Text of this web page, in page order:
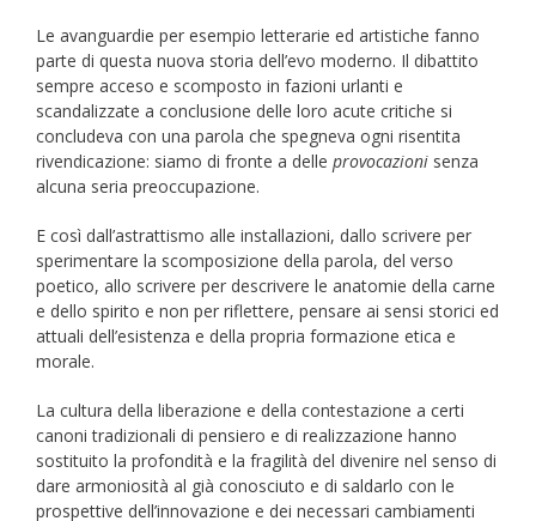
Le avanguardie per esempio letterarie ed artistiche fanno
parte di questa nuova storia dell’evo moderno. Il dibattito
sempre acceso e scomposto in fazioni urlanti e
scandalizzate a conclusione delle loro acute critiche si
concludeva con una parola che spegneva ogni risentita
rivendicazione: siamo di fronte a delle provocazioni senza
alcuna seria preoccupazione.
E così dall’astrattismo alle installazioni, dallo scrivere per
sperimentare la scomposizione della parola, del verso
poetico, allo scrivere per descrivere le anatomie della carne
e dello spirito e non per riflettere, pensare ai sensi storici ed
attuali dell’esistenza e della propria formazione etica e
morale.
La cultura della liberazione e della contestazione a certi
canoni tradizionali di pensiero e di realizzazione hanno
sostituito la profondità e la fragilità del divenire nel senso di
dare armoniosità al già conosciuto e di saldarlo con le
prospettive dell’innovazione e dei necessari cambiamenti